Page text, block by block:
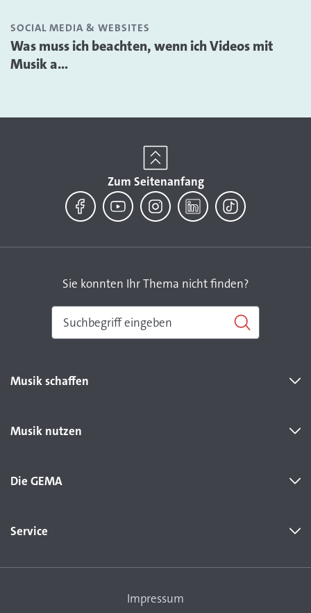
SOCIAL MEDIA & WEBSITES
Was muss ich beachten, wenn ich Videos mit
Musik a...
Zum Seitenanfang
Sie konnten Ihr Thema nicht finden?
Musik schaffen
Musik nutzen
Die GEMA
Service
Impressum